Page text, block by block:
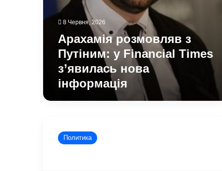
8 Червня, 2026
Арахамія розмовляв з
Путіним: у Financial Times
з’явилась нова
інформація
підписав
новий
Политика